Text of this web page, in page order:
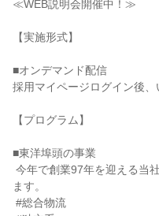
≪WEB説明会開催中！≫
【実施形式】
■オンデマンド配信
採用マイページログイン後
【プログラム】
■東洋埠頭の事業
ます。